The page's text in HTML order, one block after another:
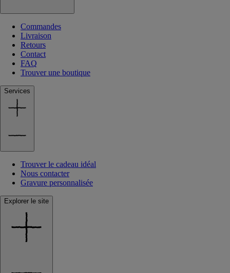
Commandes
Livraison
Retours
Contact
FAQ
Trouver une boutique
Services
Trouver le cadeau idéal
Nous contacter
Gravure personnalisée
Explorer le site